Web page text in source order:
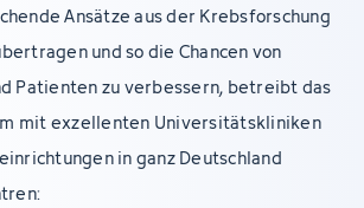
Ansätze aus der Krebsforschung
und so die Chancen von
Patienten zu verbessern, betreibt das
mit exzellenten Universitätskliniken
in ganz Deutschland